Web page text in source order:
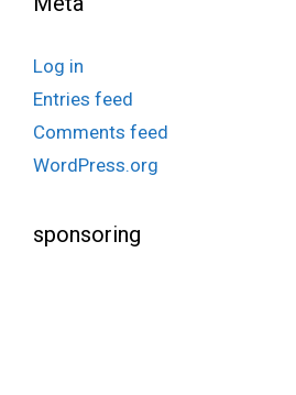
Log in
Entries feed
Comments feed
WordPress.org
sponsoring